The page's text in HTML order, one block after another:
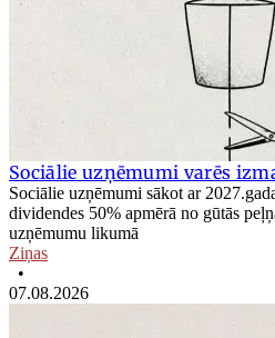
Sociālie uzņēmumi varēs
Sociālie uzņēmumi sākot ar
dividendes 50% apmērā no gūtās
uzņēmumu likumā
Ziņas
•
07.08.2026